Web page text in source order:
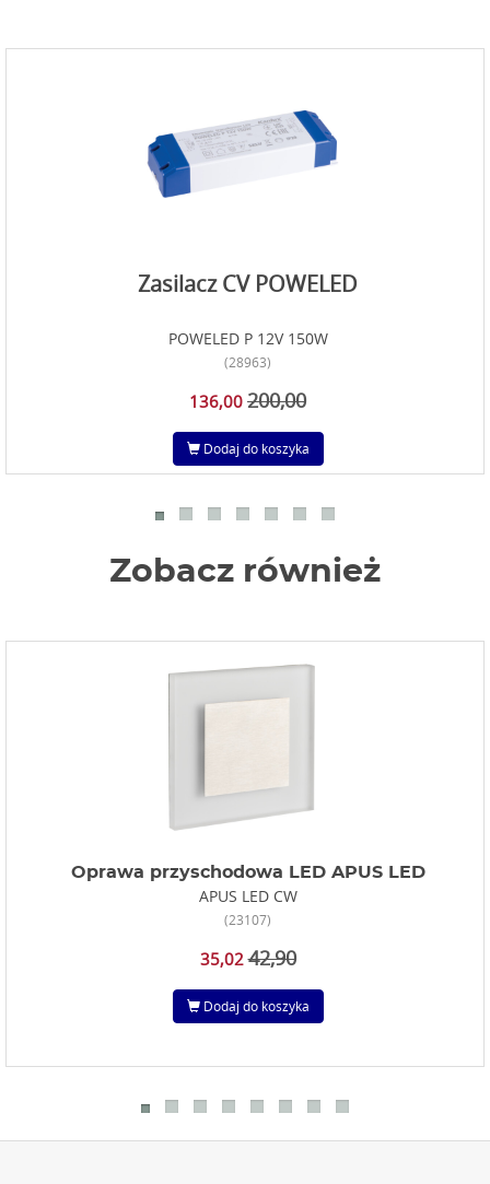
Zasilacz CV POWELED
POWELED P 12V 150W
(28963)
136,00 200,00
Dodaj do koszyka
Zobacz również
Oprawa przyschodowa LED APUS LED
APUS LED CW
(23107)
35,02 42,90
Dodaj do koszyka